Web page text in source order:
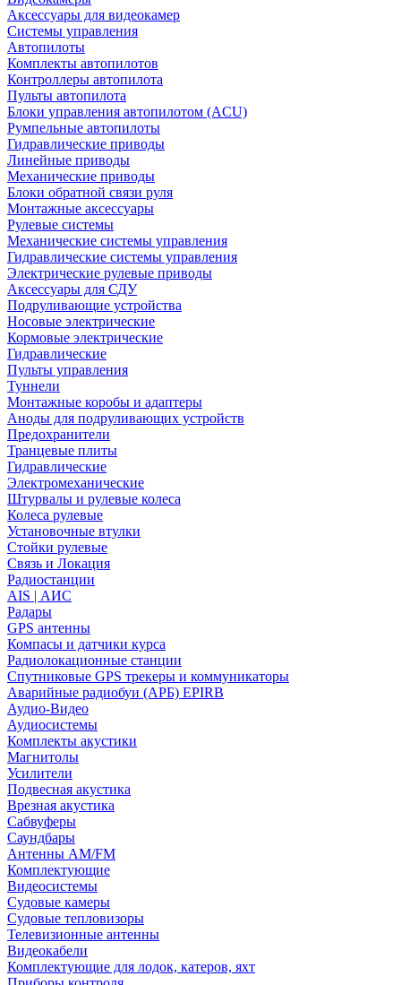
Аксессуары для видеокамер
Системы управления
Автопилоты
Комплекты автопилотов
Контроллеры автопилота
Пульты автопилота
Блоки управления автопилотом (ACU)
Румпельные автопилоты
Гидравлические приводы
Линейные приводы
Механические приводы
Блоки обратной связи руля
Монтажные аксессуары
Рулевые системы
Механические системы управления
Гидравлические системы управления
Электрические рулевые приводы
Аксессуары для СДУ
Подруливающие устройства
Носовые электрические
Кормовые электрические
Гидравлические
Пульты управления
Туннели
Монтажные коробы и адаптеры
Аноды для подруливающих устройств
Предохранители
Транцевые плиты
Гидравлические
Электромеханические
Штурвалы и рулевые колеса
Колеса рулевые
Установочные втулки
Стойки рулевые
Связь и Локация
Радиостанции
AIS | АИС
Радары
GPS антенны
Компасы и датчики курса
Радиолокационные станции
Спутниковые GPS трекеры и коммуникаторы
Аварийные радиобуи (АРБ) EPIRB
Аудио-Видео
Аудиосистемы
Комплекты акустики
Магнитолы
Усилители
Подвесная акустика
Врезная акустика
Сабвуферы
Саундбары
Антенны AM/FM
Комплектующие
Видеосистемы
Судовые камеры
Cудовые тепловизоры
Телевизионные антенны
Видеокабели
Комплектующие для лодок, катеров, яхт